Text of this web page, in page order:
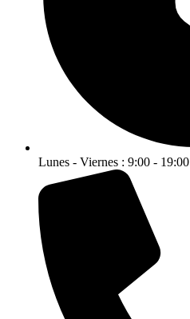
Lunes - Viernes : 9:00 - 19:00